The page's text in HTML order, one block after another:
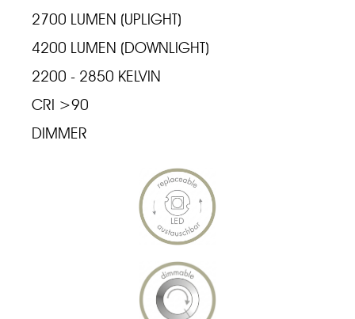
2700 LUMEN (UPLIGHT)
4200 LUMEN (DOWNLIGHT)
2200 - 2850 KELVIN
CRI >90
DIMMER